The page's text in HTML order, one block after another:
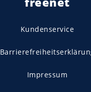
Kundenservice
Impressum